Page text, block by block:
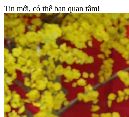
Tin mới, có thể bạn quan tâm!